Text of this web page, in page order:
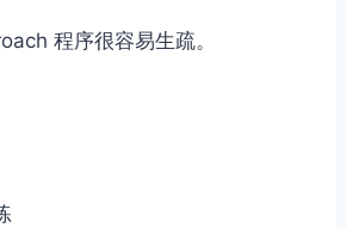
程序很容易生疏。